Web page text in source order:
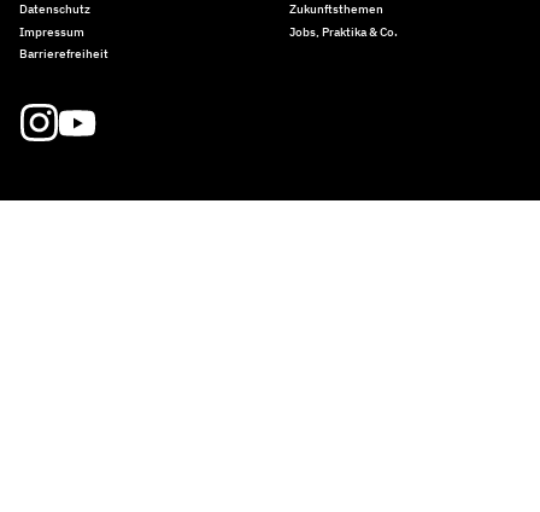
Datenschutz
Impressum
Barrierefreiheit
Zukunftsthemen
Jobs, Praktika & Co.